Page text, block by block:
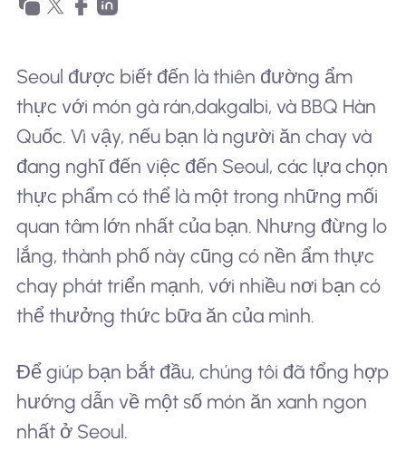
Cho doanh nghiệp
Seoul được biết đến là thiên đường ẩm
thực với món gà rán,dakgalbi, và BBQ Hàn
Quốc. Vì vậy, nếu bạn là người ăn chay và
đang nghĩ đến việc đến Seoul, các lựa chọn
thực phẩm có thể là một trong những mối
quan tâm lớn nhất của bạn. Nhưng đừng lo
lắng, thành phố này cũng có nền ẩm thực
chay phát triển mạnh, với nhiều nơi bạn có
thể thưởng thức bữa ăn của mình.
Để giúp bạn bắt đầu, chúng tôi đã tổng hợp
hướng dẫn về một số món ăn xanh ngon
nhất ở Seoul.